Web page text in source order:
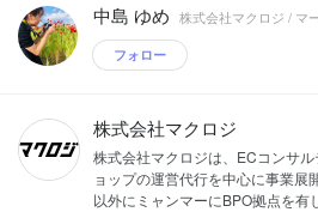
中島 ゆめ 株式会社マクロジ / マ
フォロー
株式会社マクロジ
株式会社マクロジは、ECコンサ
ョップの運営代行を中心に事業展
以外にミャンマーにBPO拠点を有